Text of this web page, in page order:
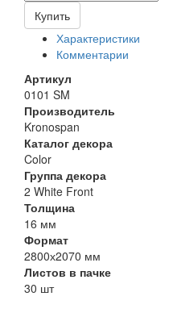
Купить
Характеристики
Комментарии
Артикул
0101 SM
Производитель
Kronospan
Каталог декора
Color
Группа декора
2 White Front
Толщина
16 мм
Формат
2800х2070 мм
Листов в пачке
30 шт